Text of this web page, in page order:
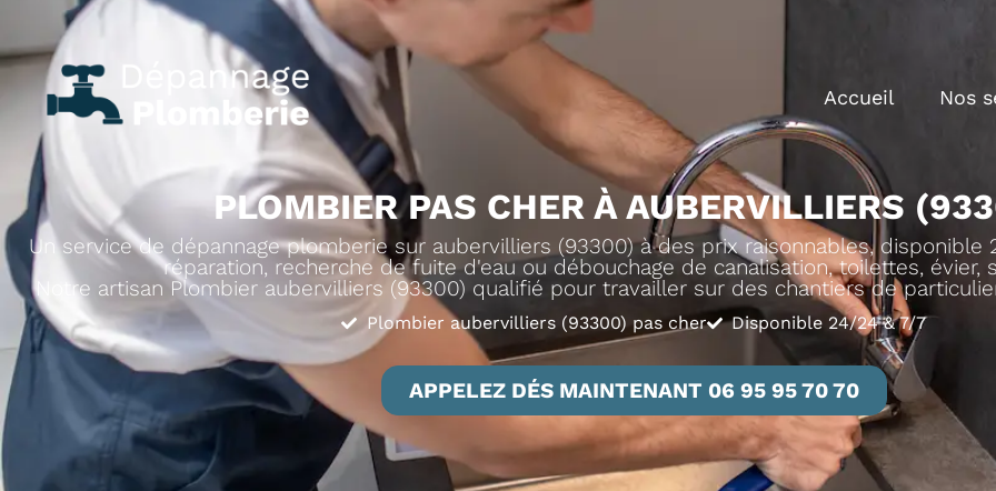
Accueil Nos
PLOMBIER PAS CHER À AUBERVILLIERS
Un service de dépannage plomberie sur aubervilliers (93300) à des prix raisonnables,
réparation, recherche de fuite d'eau ou débouchage de canalisation, toilettes, évier,
Notre artisan Plombier aubervilliers (93300) qualifié pour travailler sur des chantiers de
Plombier aubervilliers (93300) pas cher Disponible 24/24 & 7/7
APPELEZ DÉS MAINTENANT 06 95 95 70 70